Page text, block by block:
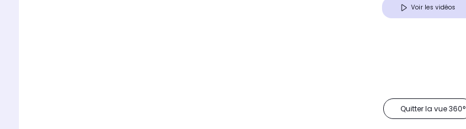
Voir les vidéos
Quitter la vue 360°